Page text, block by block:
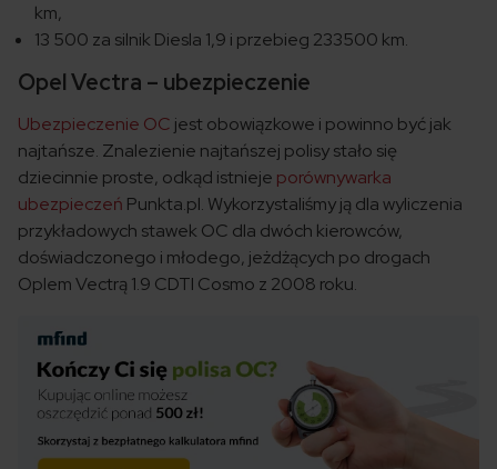
km,
13 500 za silnik Diesla 1,9 i przebieg 233500 km.
Opel Vectra – ubezpieczenie
Ubezpieczenie OC jest obowiązkowe i powinno być jak
najtańsze. Znalezienie najtańszej polisy stało się
dziecinnie proste, odkąd istnieje porównywarka
ubezpieczeń Punkta.pl. Wykorzystaliśmy ją dla wyliczenia
przykładowych stawek OC dla dwóch kierowców,
doświadczonego i młodego, jeżdżących po drogach
Oplem Vectrą 1.9 CDTI Cosmo z 2008 roku.